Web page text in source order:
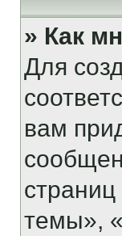
» Как
Для
вам
темы»,